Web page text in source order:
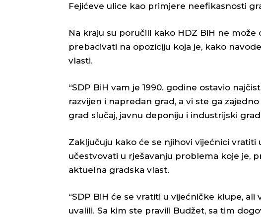
Fejićeve ulice kao primjere neefikasnosti
Na kraju su poručili kako HDZ BiH ne
prebacivati na opoziciju koja je, kako
vlasti.
“SDP BiH vam je 1990. godine ostavio
razvijen i napredan grad, a vi ste ga
grad slučaj, javnu deponiju i industrijski
Zaključuju kako će se njihovi vijećnici vratiti
učestvovati u rješavanju problema koje je,
aktuelna gradska vlast.
“SDP BiH će se vratiti u vijećničke klupe,
uvalili. Sa kim ste pravili Budžet, sa tim